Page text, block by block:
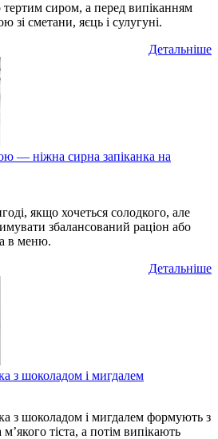
сиром, а перед випіканням
зі сметани, яєць і сулугуні.
Детальніше
— ніжна сирна запіканка на
якщо хочеться солодкого, але
збалансований раціон або
в меню.
Детальніше
з шоколадом і мигдалем
з шоколадом і мигдалем формують з
тіста, а потім випікають